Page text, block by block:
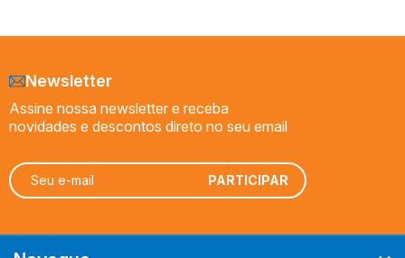
CRYPTOZOIC
EDITORA SHERLOCK S.A.
ESTRELA
FANTASY FLIGHT GAMES
FIRE ON BOARD
FLICK GAME STUDIO
GIGANTE JOGOS
Newsletter
Assine nossa newsletter e receba
novidades e descontos direto no seu email